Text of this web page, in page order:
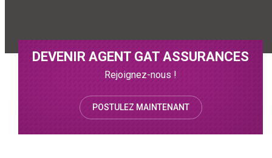
DEVENIR AGENT GAT ASSURANCES
Rejoignez-nous !
POSTULEZ MAINTENANT